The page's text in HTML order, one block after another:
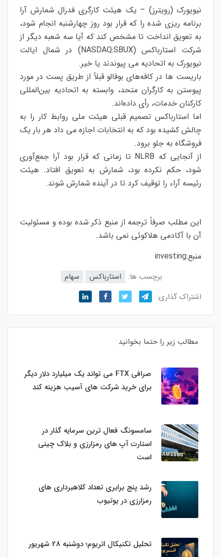
نیویورک (رویترز) – یک هیئت کارگری فدرال شمارش آرا
برنامه ریزی شده را که قرار بود روز چهارشنبه انجام شود،
به تعویق انداخت تا مشخص کند که آیا سه شعبه دیگر از
شرکت استارباکس (NASDAQ:SBUX) در شمال ایالت
نیویورک به اتحادیه می پیوندند یا خیر.
باریست ها در کافه‌های بوفالو قبلاً از طریق پست در مورد
پیوستن به کارگران متحد، وابسته به اتحادیه بین‌المللی
کارکنان خدمات، رأی داده‌اند.
اما استارباکس تصمیم قبلی هیئت ملی روابط کار را به
چالش کشیده بود که به انتخابات اجازه می داد هر بار یک
فروشگاه به جلو برود.
از آنجایی که NLRB تا زمانی که قرار بود آرا جمع‌آوری
شود، حکم نکرده بود، شمارش به تعویق افتاد. هیئت
رئیسه آراء را توقیف کرد تا در آینده شمارش شوند.
این مطلب صرفاً ترجمه از منبع ذکر شده بوده و مسئولیت
آن با آکادمی هلاکوئی نمی باشد.
منبع:investing
برچسب ها: استارباکس
سهام
اشتراک گذاری:
مطالب زیر را حتما بخوانید
صرافی FTX می تواند یک میلیارد دلار دیگر
برای خرید شرکت های آسیب هزینه کند
سامسونگ فعال‌ ترین سرمایه‌ گذار در
استارت‌ آپ‌ های رمزارزی و بلاک چینی
است
رشد پنج برابری تعداد کلاهبرداری های
رمزارزی در یوتیوب
تحلیل تکنیکال اتریوم؛ دوشنبه 28 شهریور